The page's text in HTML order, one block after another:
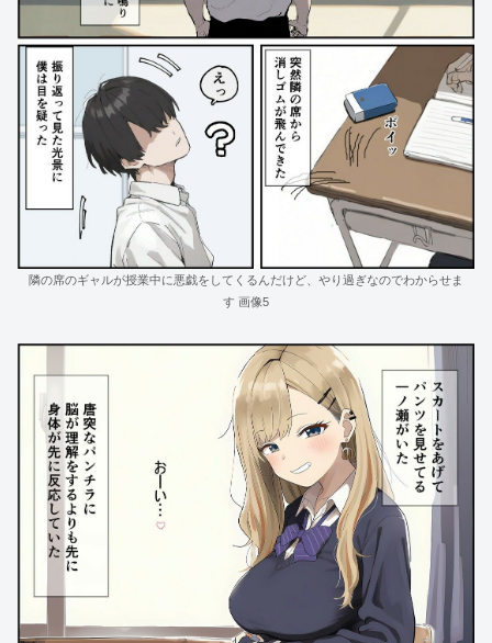
隣の席のギャルが授業中に悪戯をしてくるんだけど、やり過ぎなのでわからせま
す 画像5